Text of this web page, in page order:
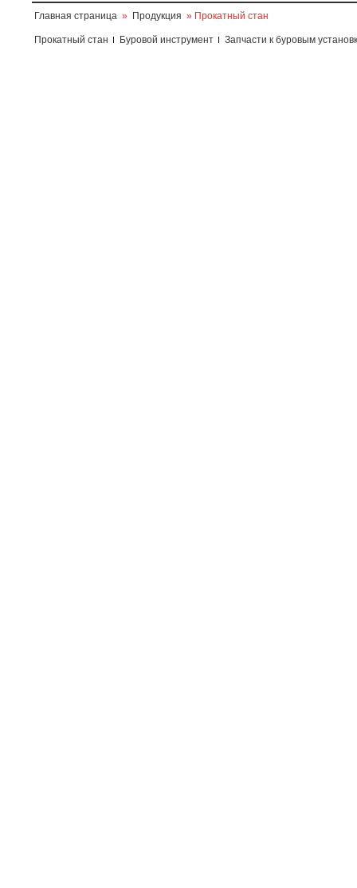
Главная страница » Продукция » Прокатный стан
Прокатный стан Буровой инструмент Запчасти к буровым